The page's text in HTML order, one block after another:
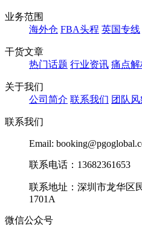
业务范围
海外仓 FBA头程 英国专线
干货文章
热门话题 行业资讯 痛点解
关于我们
公司简介 联系我们 团队风
联系我们
Email:
联系电话：13682361653
联系地址：深圳市龙华区
1701A
微信公众号